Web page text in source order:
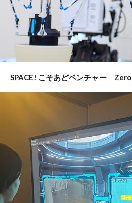
SPACE! こそあどベンチャー Zero